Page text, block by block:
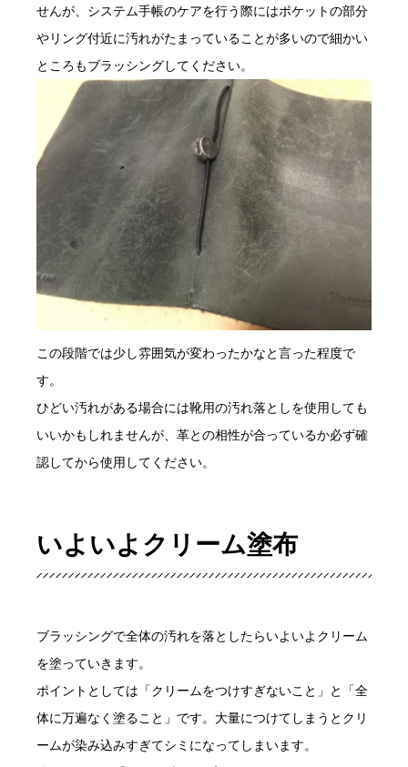
せんが、システム手帳のケアを行う際にはポケットの部分
やリング付近に汚れがたまっていることが多いので細かい
ところもブラッシングしてください。
この段階では少し雰囲気が変わったかなと言った程度で
す。
ひどい汚れがある場合には靴用の汚れ落としを使用しても
いいかもしれませんが、革との相性が合っているか必ず確
認してから使用してください。
いよいよクリーム塗布
ブラッシングで全体の汚れを落としたらいよいよクリーム
を塗っていきます。
ポイントとしては「クリームをつけすぎないこと」と「全
体に万遍なく塗ること」です。大量につけてしまうとクリ
ームが染み込みすぎてシミになってしまいます。